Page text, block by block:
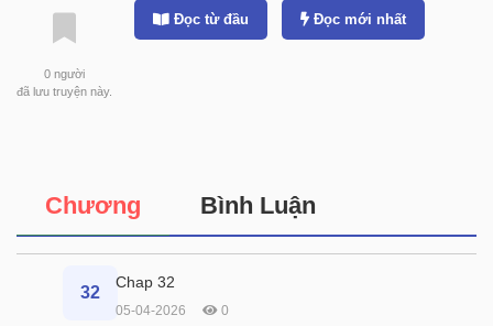
0 người
đã lưu truyện này.
Đọc từ đầu Đọc mới nhất
Chương Bình Luận
32
Chap 32
05-04-2026 0